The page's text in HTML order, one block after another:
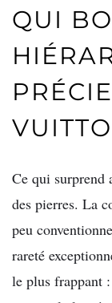
QUI
Ce qui surprend
des pierres. La
peu
rareté
le plus frappant